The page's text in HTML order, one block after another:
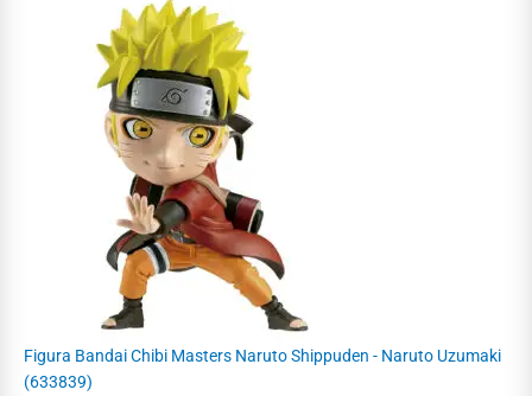
Figura Bandai Chibi Masters Naruto Shippuden - Naruto Uzumaki
(633839)